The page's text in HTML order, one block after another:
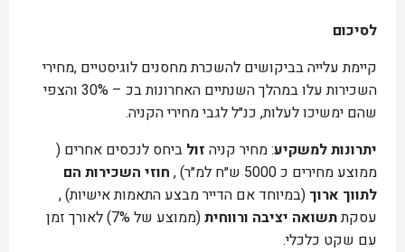
לסיכום
קיימת עלייה בביקושים להשכרת מחסנים לוגיסטיים ,מחירי
השכירות עלו במהלך השנתיים האחרונות בכ – 30% והצפי
שהם ימשיכו לעלות, כנ״ל לגבי מחירי הקניה.
יתרונות למשקיע: מחיר קניה זול ביחס לנכסים אחרים (
ממוצע מחירים כ 5000 ש״ח למ״ר) ,
חוזי השכירות הם
לתווך ארוך (במיוחד אם הדייר מבצע התאמות אישיות) ,
עסקתתשואה יציבה ורווחית
(ממוצע של 7%) לאורך זמן
עם שקט כלכלי.